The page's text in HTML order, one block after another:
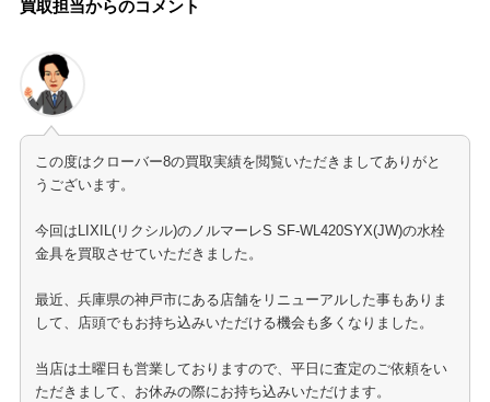
買取担当からのコメント
この度はクローバー8の買取実績を閲覧いただきましてありがと
うございます。
今回はLIXIL(リクシル)のノルマーレS SF-WL420SYX(JW)の水栓
金具を買取させていただきました。
最近、兵庫県の神戸市にある店舗をリニューアルした事もありま
して、店頭でもお持ち込みいただける機会も多くなりました。
当店は土曜日も営業しておりますので、平日に査定のご依頼をい
ただきまして、お休みの際にお持ち込みいただけます。